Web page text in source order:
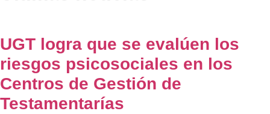
UGT logra que se evalúen los
riesgos psicosociales en los
Centros de Gestión de
Testamentarías